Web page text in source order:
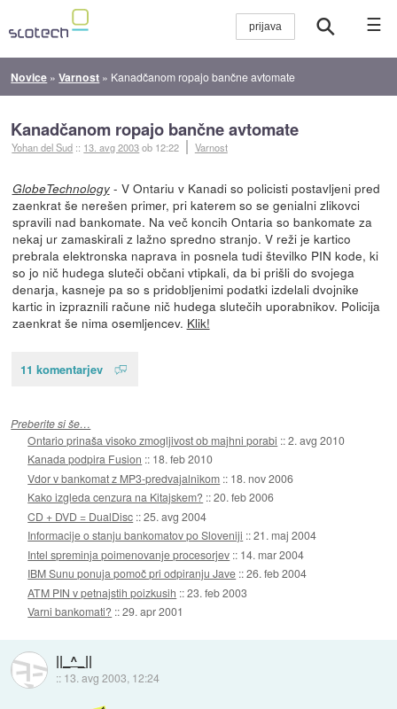
☰
Novice »Varnost » Kanadčanom ropajo bančne avtomate
Kanadčanom ropajo bančne avtomate
Yohan del Sud :: 13. avg 2003ob 12:22 Varnost
GlobeTechnology- V Ontariu v Kanadi so policisti postavljeni pred
zaenkrat še nerešen primer, pri katerem so se genialni zlikovci
spravili nad bankomate. Na več koncih Ontaria so bankomate za
nekaj ur zamaskirali z lažno spredno stranjo. V reži je kartico
prebrala elektronska naprava in posnela tudi številko PIN kode, ki
so jo nič hudega sluteči občani vtipkali, da bi prišli do svojega
denarja, kasneje pa so s pridobljenimi podatki izdelali dvojnike
kartic in izpraznili račune nič hudega slutečih uporabnikov. Policija
zaenkrat še nima osemljencev. Klik!
11 komentarjev
Preberite si še…
Ontario prinaša visoko zmogljivost ob majhni porabi ::2. avg 2010
Kanada podpira Fusion :: 18. feb 2010
Vdor v bankomat z MP3-predvajalnikom :: 18. nov 2006
Kako izgleda cenzura na Kitajskem? ::20. feb 2006
CD + DVD = DualDisc ::25. avg 2004
Informacije o stanju bankomatov po Sloveniji ::21. maj 2004
Intel spreminja poimenovanje procesorjev :: 14. mar 2004
IBM Sunu ponuja pomoč pri odpiranju Jave ::26. feb 2004
ATM PIN v petnajstih poizkusih ::23. feb 2003
Varni bankomati? ::29. apr 2001
||_^_||
:: 13. avg 2003, 12:24